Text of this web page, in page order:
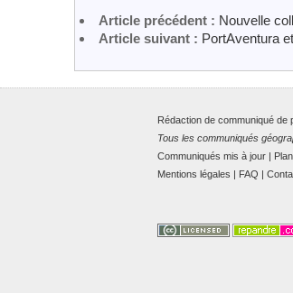
Article précédent : Nouvelle
Article suivant : PortAventura
Rédaction de communiqué de
Tous les communiqués
Communiqués mis à jour |
Mentions légales | FAQ |